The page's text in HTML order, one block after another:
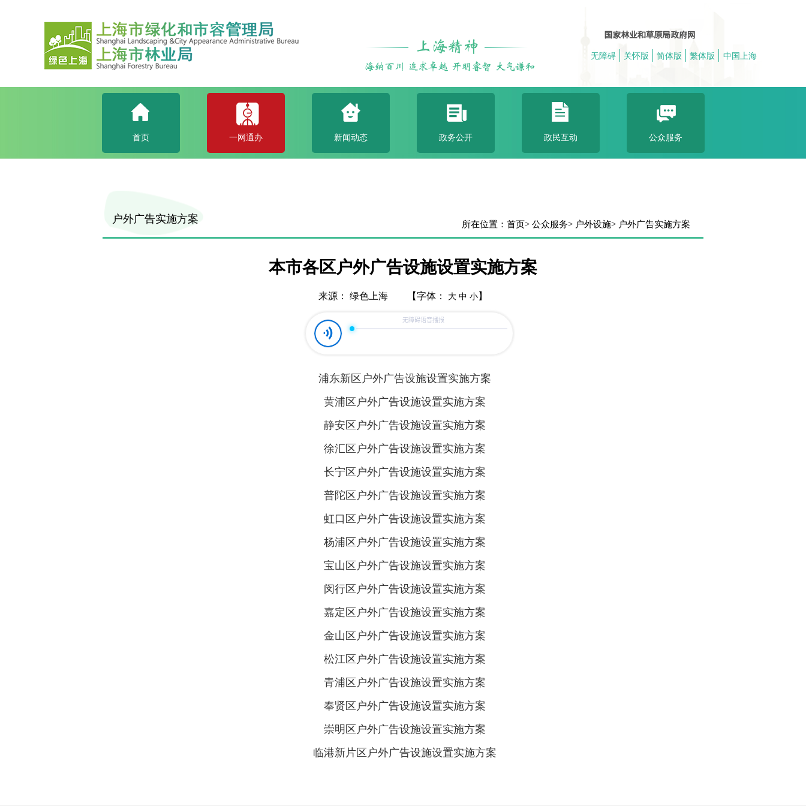
无障碍 关怀版 简体版 繁体版 中国上海
首页 一网通办 新闻动态 政务公开 政民互动 公众服务
户外广告实施方案 所在位置： 首页> 公众服务> 户外设施> 户外广告实施方案
本市各区户外广告设施设置实施方案
来源： 绿色上海 【字体： 大 中 小】
浦东新区户外广告设施设置实施方案
黄浦区户外广告设施设置实施方案
静安区户外广告设施设置实施方案
徐汇区户外广告设施设置实施方案
长宁区户外广告设施设置实施方案
普陀区户外广告设施设置实施方案
虹口区户外广告设施设置实施方案
杨浦区户外广告设施设置实施方案
宝山区户外广告设施设置实施方案
闵行区户外广告设施设置实施方案
嘉定区户外广告设施设置实施方案
金山区户外广告设施设置实施方案
松江区户外广告设施设置实施方案
青浦区户外广告设施设置实施方案
奉贤区户外广告设施设置实施方案
崇明区户外广告设施设置实施方案
临港新片区户外广告设施设置实施方案